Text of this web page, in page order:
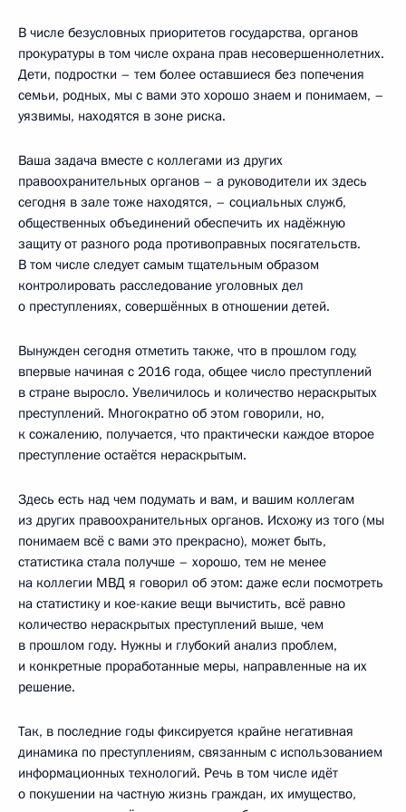
В числе безусловных приоритетов государства, органов
прокуратуры в том числе охрана прав несовершеннолетних.
Дети, подростки – тем более оставшиеся без попечения
семьи, родных, мы с вами это хорошо знаем и понимаем, –
уязвимы, находятся в зоне риска.
Ваша задача вместе с коллегами из других
правоохранительных органов – а руководители их здесь
сегодня в зале тоже находятся, – социальных служб,
общественных объединений обеспечить их надёжную
защиту от разного рода противоправных посягательств.
В том числе следует самым тщательным образом
контролировать расследование уголовных дел
о преступлениях, совершённых в отношении детей.
Вынужден сегодня отметить также, что в прошлом году,
впервые начиная с 2016 года, общее число преступлений
в стране выросло. Увеличилось и количество нераскрытых
преступлений. Многократно об этом говорили, но,
к сожалению, получается, что практически каждое второе
преступление остаётся нераскрытым.
Здесь есть над чем подумать и вам, и вашим коллегам
из других правоохранительных органов. Исхожу из того (мы
понимаем всё с вами это прекрасно), может быть,
статистика стала получше – хорошо, тем не менее
на коллегии МВД я говорил об этом: даже если посмотреть
на статистику и кое-какие вещи вычистить, всё равно
количество нераскрытых преступлений выше, чем
в прошлом году. Нужны и глубокий анализ проблем,
и конкретные проработанные меры, направленные на их
решение.
Так, в последние годы фиксируется крайне негативная
динамика по преступлениям, связанным с использованием
информационных технологий. Речь в том числе идёт
о покушении на частную жизнь граждан, их имущество,